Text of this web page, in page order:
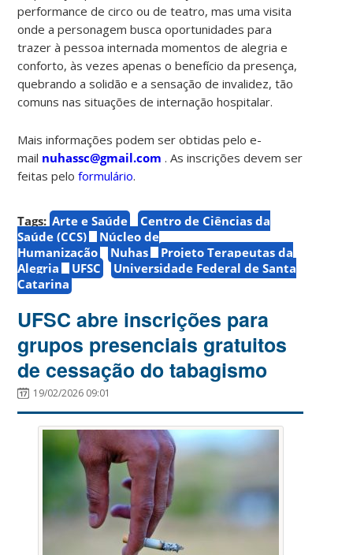
performance de circo ou de teatro, mas uma visita
onde a personagem busca oportunidades para
trazer à pessoa internada momentos de alegria e
conforto, às vezes apenas o benefício da presença,
quebrando a solidão e a sensação de invalidez, tão
comuns nas situações de internação hospitalar.
Mais informações podem ser obtidas pelo e-
mail nuhassc@gmail.com . As inscrições devem ser
feitas peloformulário.
Tags: Arte e Saúde
Centro de Ciências da
Saúde (CCS)
Núcleo de
Humanização
Nuhas
Projeto Terapeutas da
Alegria
UFSC
Universidade Federal de Santa
Catarina
UFSC abre inscrições para
grupos presenciais gratuitos
de cessação do tabagismo
19/02/2026 09:01